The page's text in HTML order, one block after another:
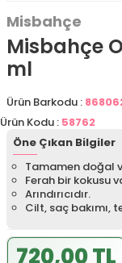
Misbahçe
Misbahçe
ml
Ürün Barkodu :
Ürün Kodu : 58762
Öne Çıkan Bilgiler
Tamamen doğal
Ferah bir kokusu
Arındırıcıdır.
Cilt, saç bakımı,
720,00 TL